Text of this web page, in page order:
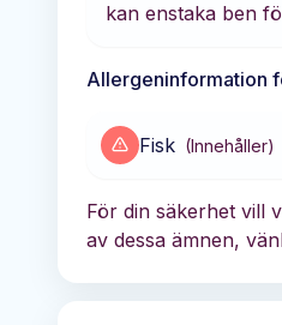
kan enstaka ben
Allergeninformation
Fisk (Innehåller)
För din säkerhet vill
av dessa ämnen,